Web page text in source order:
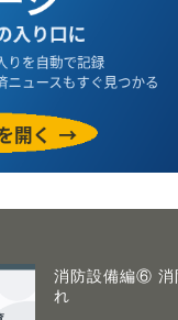
消防設備編⑥ 消
れ